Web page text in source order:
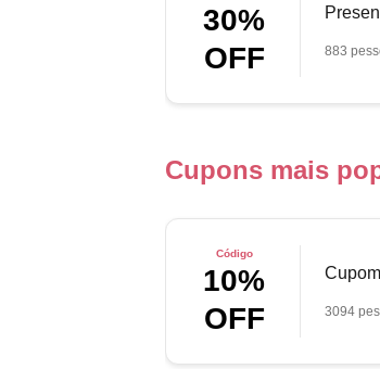
30%
OFF
883
Cupons mais
Código
10%
OFF
3094